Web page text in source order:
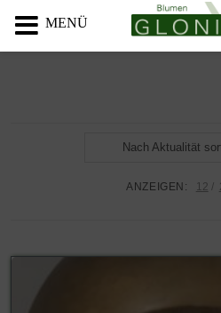
Nach Aktualität
ANZEIGEN: 12
MENÜ